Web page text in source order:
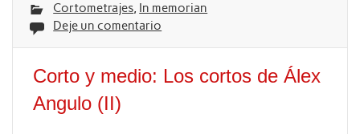
Cortometrajes, In memorian
Deje un comentario
Corto y medio: Los cortos de Álex
Angulo (II)